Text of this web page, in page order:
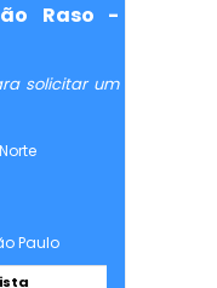
Raso -
solicitar um
Paulo